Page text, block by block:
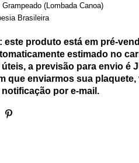
Grampeado (Lombada Canoa)
Brasileira
este produto está em pré-
estimado no
úteis, a previsão para envio é
que enviarmos sua plaquete,
notificação por e-mail.